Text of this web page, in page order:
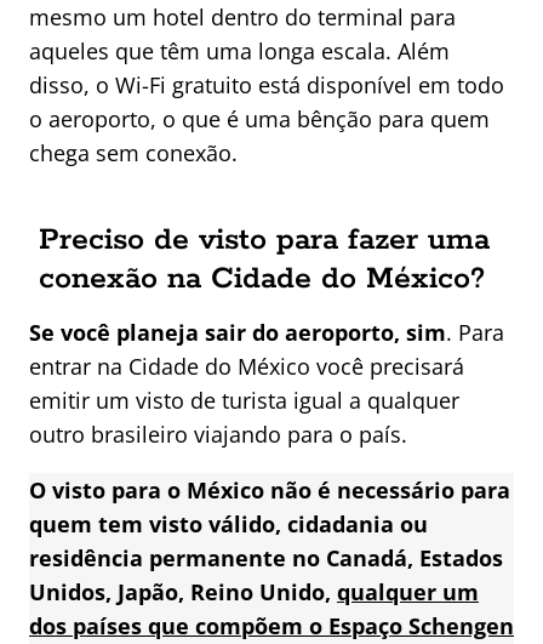
mesmo um hotel dentro do terminal para
aqueles que têm uma longa escala. Além
disso, o Wi-Fi gratuito está disponível em todo
o aeroporto, o que é uma bênção para quem
chega sem conexão.
Preciso de visto para fazer uma
conexão na Cidade do México?
Se você planeja sair do aeroporto, sim. Para
entrar na Cidade do México você precisará
emitir um visto de turista igual a qualquer
outro brasileiro viajando para o país.
O visto para o México não é necessário para
quem tem visto válido, cidadania ou
residência permanente no Canadá, Estados
Unidos, Japão, Reino Unido, qualquer um
dos países que compõem o Espaço Schengen